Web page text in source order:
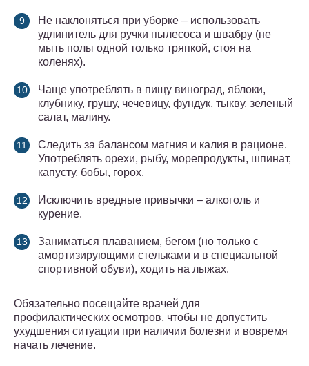
Не наклоняться при уборке – использовать
удлинитель для ручки пылесоса и швабру (не
мыть полы одной только тряпкой, стоя на
коленях).
Чаще употреблять в пищу виноград, яблоки,
клубнику, грушу, чечевицу, фундук, тыкву, зеленый
салат, малину.
Следить за балансом магния и калия в рационе.
Употреблять орехи, рыбу, морепродукты, шпинат,
капусту, бобы, горох.
Исключить вредные привычки – алкоголь и
курение.
Заниматься плаванием, бегом (но только с
амортизирующими стельками и в специальной
спортивной обуви), ходить на лыжах.
Обязательно посещайте врачей для
профилактических осмотров, чтобы не допустить
ухудшения ситуации при наличии болезни и вовремя
начать лечение.